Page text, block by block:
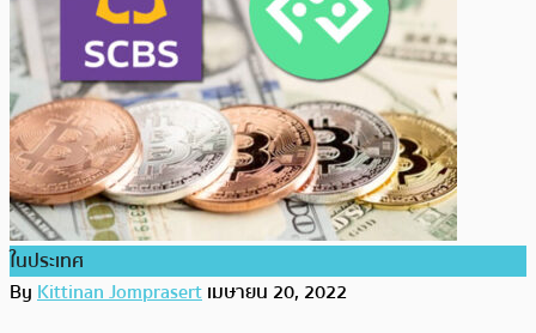
ในประเทศ
ByKittinan Jomprasertเมษายน 20, 2022